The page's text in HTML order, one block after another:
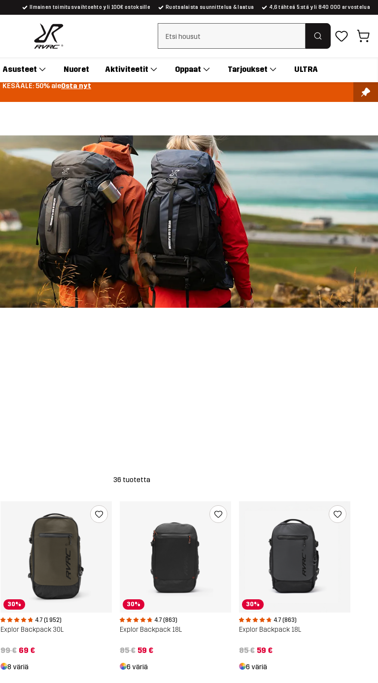
Ilmainen toimitusvaihtoehto yli 100€ ostoksille Ruotsalaista suunnittelua & laatua 4,6 tähteä 5:stä yli 840 000 arvostelua
Tyhjennä haku
Asusteet Nuoret Aktiviteetit Oppaat Tarjoukset ULTRA
KESÄALE: 50% aleOsta nyt
36 tuotetta
30%
4.7 (1 952)
Explor Backpack 30L
99 € 69 €
8 väriä
30%
4.7 (863)
Explor Backpack 18L
85 € 59 €
6 väriä
30%
4.7 (863)
Explor Backpack 18L
85 € 59 €
6 väriä